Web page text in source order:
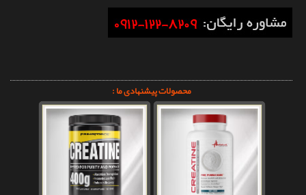
محصولات پیشنهادی ما :